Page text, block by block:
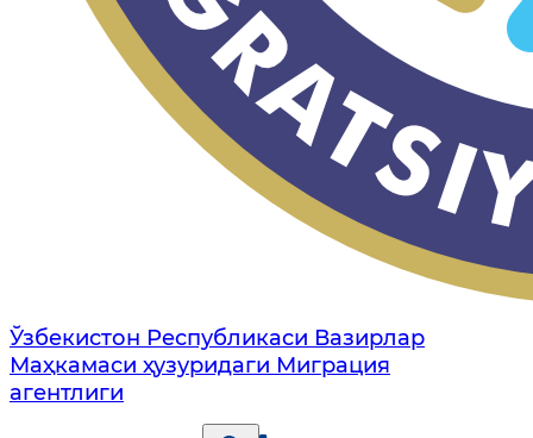
Ўзбекистон Республикаси Вазирлар
Маҳкамаси ҳузуридаги Миграция
агентлиги